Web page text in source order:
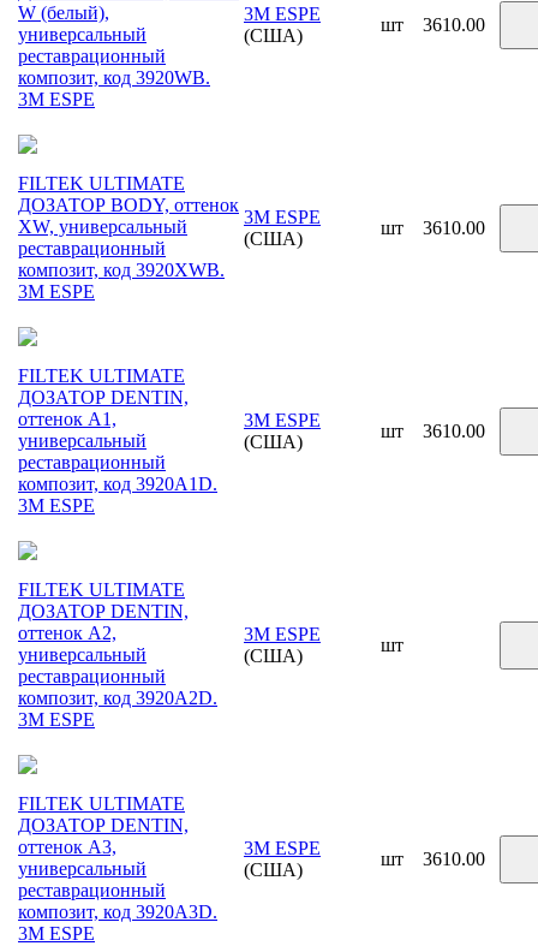
W (белый),
универсальный
реставрационный
композит, код 3920WB.
3М ESPE
3M ESPE
(США)
шт 3610.00
FILTEK ULTIMATE
ДОЗАТОР BODY, оттенок
XW, универсальный
реставрационный
композит, код 3920XWB.
3М ESPE
3M ESPE
(США)
шт 3610.00
FILTEK ULTIMATE
ДОЗАТОР DENTIN,
оттенок A1,
универсальный
реставрационный
композит, код 3920A1D.
3М ESPE
3M ESPE
(США)
шт 3610.00
FILTEK ULTIMATE
ДОЗАТОР DENTIN,
оттенок A2,
универсальный
реставрационный
композит, код 3920A2D.
3М ESPE
3M ESPE
(США)
шт
FILTEK ULTIMATE
ДОЗАТОР DENTIN,
оттенок A3,
универсальный
реставрационный
композит, код 3920A3D.
3М ESPE
3M ESPE
(США)
шт 3610.00